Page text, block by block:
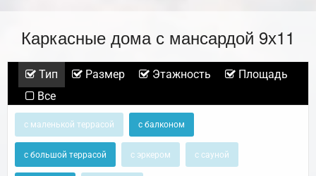
Каркасные дома с мансардой 9х11
Тип Размер Этажность
Площадь
Все
с маленькой террасой с балконом
с большой террасой с эркером с сауной